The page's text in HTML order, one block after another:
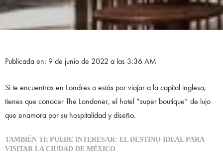
Publicada en: 9 de junio de 2022 a las 3:36 AM
Si te encuentras en Londres o estás por viajar a la capital inglesa,
tienes que conocer The Londoner, el hotel “super boutique” de lujo
que enamora por su hospitalidad y diseño.
TAMBIÉN TE PUEDE INTERESAR: EL DESTINO IDEAL PARA
VISITAR LA CIUDAD DE MÉXICO